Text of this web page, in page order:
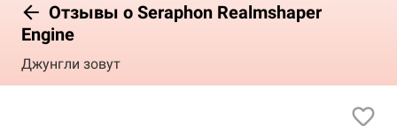
Отзывы о Seraphon Realmshaper
Engine
Джунгли зовут